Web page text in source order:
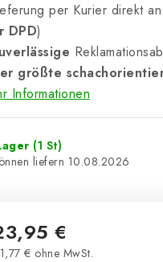
per Kurier direkt
DPD)
größte
Informationen
(1 St)
10.08.2026
€
€ ohne MwSt.